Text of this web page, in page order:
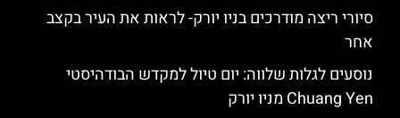
סיורי ריצה מודרכים בניו יורק- לראות את העיר בקצב
אחר
נוסעים לגלות שלווה: יום טיול למקדש הבודהיסטי
Chuang Yen מניו יורק